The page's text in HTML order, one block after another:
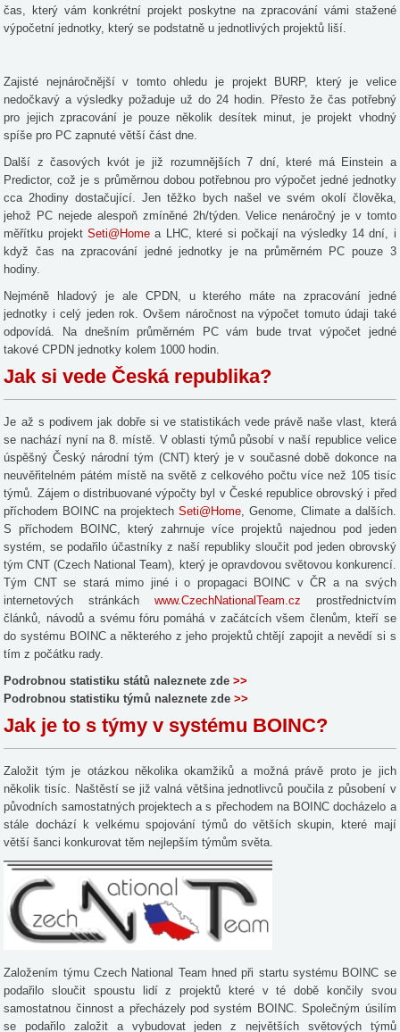
čas, který vám konkrétní projekt poskytne na zpracování vámi stažené
výpočetní jednotky, který se podstatně u jednotlivých projektů liší.
Zajisté nejnáročnější v tomto ohledu je projekt BURP, který je velice
nedočkavý a výsledky požaduje už do 24 hodin. Přesto že čas potřebný
pro jejich zpracování je pouze několik desítek minut, je projekt vhodný
spíše pro PC zapnuté větší část dne.
Další z časových kvót je již rozumnějších 7 dní, které má Einstein a
Predictor, což je s průměrnou dobou potřebnou pro výpočet jedné jednotky
cca 2hodiny dostačující. Jen těžko bych našel ve svém okolí člověka,
jehož PC nejede alespoň zmíněné 2h/týden. Velice nenáročný je v tomto
měřítku projektSeti@Home a LHC, které si počkají na výsledky 14 dní, i
když čas na zpracování jedné jednotky je na průměrném PC pouze 3
hodiny.
Nejméně hladový je ale CPDN, u kterého máte na zpracování jedné
jednotky i celý jeden rok. Ovšem náročnost na výpočet tomuto údaji také
odpovídá. Na dnešním průměrném PC vám bude trvat výpočet jedné
takové CPDN jednotky kolem 1000 hodin.
Jak si vede Česká republika?
Je až s podivem jak dobře si ve statistikách vede právě naše vlast, která
se nachází nyní na 8. místě. V oblasti týmů působí v naší republice velice
úspěšný Český národní tým (CNT) který je v současné době dokonce na
neuvěřitelném pátém místě na světě z celkového počtu více než 105 tisíc
týmů. Zájem o distribuované výpočty byl v České republice obrovský i před
příchodem BOINC na projektech Seti@Home, Genome, Climate a dalších.
S příchodem BOINC, který zahrnuje více projektů najednou pod jeden
systém, se podařilo účastníky z naší republiky sloučit pod jeden obrovský
tým CNT (Czech National Team), který je opravdovou světovou konkurencí.
Tým CNT se stará mimo jiné i o propagaci BOINC v ČR a na svých
internetových stránkách www.CzechNationalTeam.cz prostřednictvím
článků, návodů a svému fóru pomáhá v začátcích všem členům, kteří se
do systému BOINC a některého z jeho projektů chtějí zapojit a nevědí si s
tím z počátku rady.
Podrobnou statistiku států naleznete zde>>
Podrobnou statistiku týmů naleznete zde>>
Jak je to s týmy v systému BOINC?
Založit tým je otázkou několika okamžiků a možná právě proto je jich
několik tisíc. Naštěstí se již valná většina jednotlivců poučila z působení v
původních samostatných projektech a s přechodem na BOINC docházelo a
stále dochází k velkému spojování týmů do větších skupin, které mají
větší šanci konkurovat těm nejlepším týmům světa.
Založením týmu Czech National Team hned při startu systému BOINC se
podařilo sloučit spoustu lidí z projektů které v té době končily svou
samostatnou činnost a přecházely pod systém BOINC. Společným úsilím
se podařilo založit a vybudovat jeden z největších světových týmů